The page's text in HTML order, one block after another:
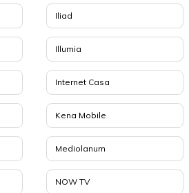
Iliad
Illumia
Internet Casa
Kena Mobile
Mediolanum
NOW TV